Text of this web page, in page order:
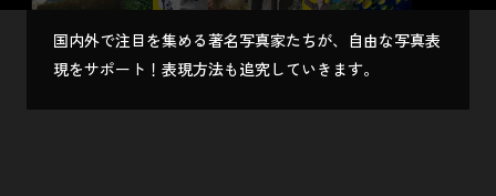
国内外で注目を集める著名写真家たちが、自由な写真表
現をサポート！表現方法も追究していきます。